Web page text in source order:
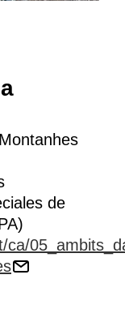
de